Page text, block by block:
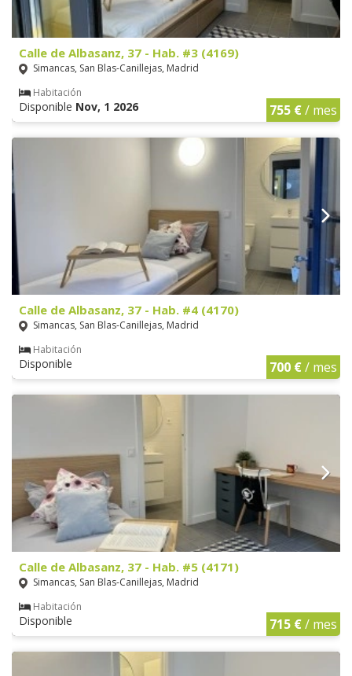
Calle de Albasanz, 37 - Hab. #3 (4169)
Simancas, San Blas-Canillejas, Madrid
Habitación
Disponible Nov, 1 2026 755 €/ mes
Calle de Albasanz, 37 - Hab. #4 (4170)
Simancas, San Blas-Canillejas, Madrid
Habitación
Disponible 700 €/ mes
Calle de Albasanz, 37 - Hab. #5 (4171)
Simancas, San Blas-Canillejas, Madrid
Habitación
Disponible 715 €/ mes